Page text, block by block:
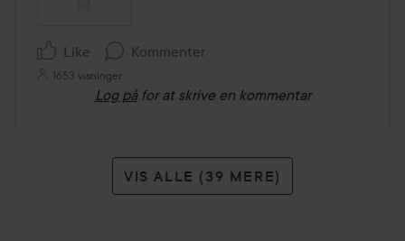
Like Kommenter
1653 visninger
Log på for at skrive en kommentar
VIS ALLE (39 MERE)